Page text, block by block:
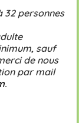
32 personnes
sauf
de nous
par mail
.